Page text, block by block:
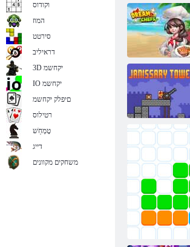
םיימולח םיפש
ירסינ'ג לדגמ
וקודוס
המוז
סירטט
דראיליב
3D יקחשמ
IO יקחשמ
םיפלק יקחשמ
רטילוס
טָמְחַׁש
דייג
משחקים מקוונים